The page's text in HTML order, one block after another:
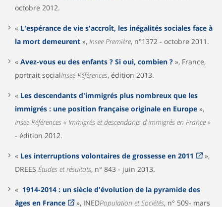
octobre 2012.
« L'espérance de vie s'accroît, les inégalités sociales face à
la mort demeurent », Insee Première, n°1372 - octobre 2011.
« Avez-vous eu des enfants ? Si oui, combien ? », France,
portrait socialInsee Références, édition 2013.
« Les descendants d'immigrés plus nombreux que les
immigrés : une position française originale en Europe »,
Insee Références « Immigrés et descendants d'immigrés en France »
- édition 2012.
« Les interruptions volontaires de grossesse en 2011
»,
DREES Études et résultats, n° 843 - juin 2013.
« 1914-2014 : un siècle d'évolution de la pyramide des
âges en France
», INEDPopulation et Sociétés, n° 509- mars